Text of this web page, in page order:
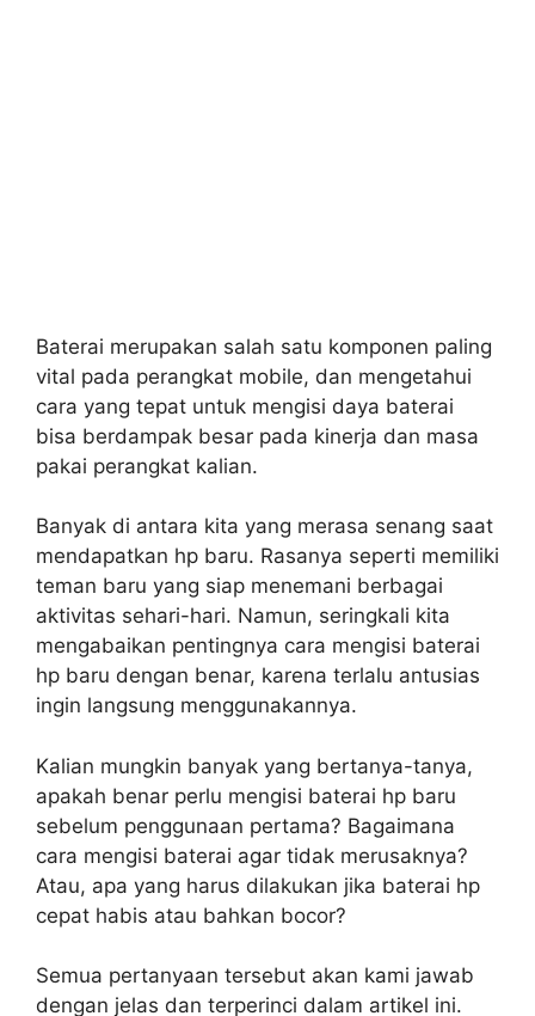
Baterai merupakan salah satu komponen paling
vital pada perangkat mobile, dan mengetahui
cara yang tepat untuk mengisi daya baterai
bisa berdampak besar pada kinerja dan masa
pakai perangkat kalian.
Banyak di antara kita yang merasa senang saat
mendapatkan hp baru. Rasanya seperti memiliki
teman baru yang siap menemani berbagai
aktivitas sehari-hari. Namun, seringkali kita
mengabaikan pentingnya cara mengisi baterai
hp baru dengan benar, karena terlalu antusias
ingin langsung menggunakannya.
Kalian mungkin banyak yang bertanya-tanya,
apakah benar perlu mengisi baterai hp baru
sebelum penggunaan pertama? Bagaimana
cara mengisi baterai agar tidak merusaknya?
Atau, apa yang harus dilakukan jika baterai hp
cepat habis atau bahkan bocor?
Semua pertanyaan tersebut akan kami jawab
dengan jelas dan terperinci dalam artikel ini.